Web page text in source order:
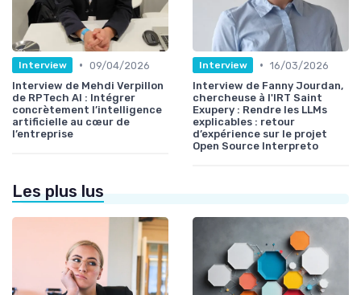
Interview • 09/04/2026
Interview de Mehdi Verpillon
de RPTech AI : Intégrer
concrètement l’intelligence
artificielle au cœur de
l’entreprise
Interview • 16/03/2026
Interview de Fanny Jourdan,
chercheuse à l'IRT Saint
Exupery : Rendre les LLMs
explicables : retour
d’expérience sur le projet
Open Source Interpreto
Les plus lus